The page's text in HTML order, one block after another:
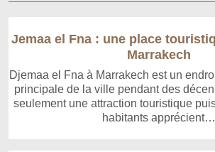
Jemaa el Fna : une place
Marrakech
Djemaa el Fna à Marrakech est un
principale de la ville pendant des
seulement une attraction touristique
habitants apprécient…